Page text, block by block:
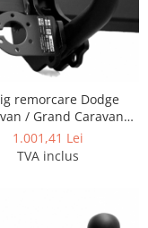
remorcare Dodge
/ Grand Caravan
dupa 2008
1.001,41 Lei
TVA inclus